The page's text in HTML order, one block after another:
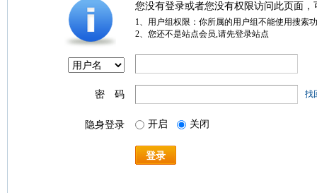
您没有登录或者您没有权限访问此页面
1、用户组权限：你所属的用户组不能使用搜索
2、您还不是站点会员,请先登录站点
密 码 找
隐身登录 开启 关闭
登录